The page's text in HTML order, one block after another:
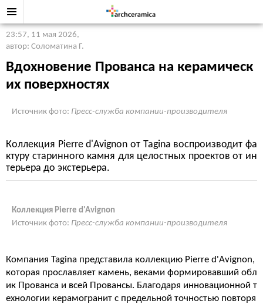
23:57, 11 мая 2026,
автор: Соломатина Г.
Вдохновение Прованса на керамическ
их поверхностях
Источник фото: Пресс-служба компании-производителя
Коллекция Pierre d'Avignon от Tagina воспроизводит фа
ктуру старинного камня для целостных проектов от ин
терьера до экстерьера.
Коллекция Pierre d'Avignon
Источник фото: Пресс-служба компании-производителя
Компания Tagina представила коллекцию Pierre d'Avignon,
которая прославляет камень, веками формировавший обл
ик Прованса и всей Провансы. Благодаря инновационной т
ехнологии керамогранит с предельной точностью повторя